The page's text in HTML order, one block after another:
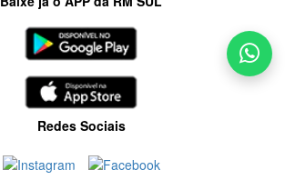
Redes Sociais